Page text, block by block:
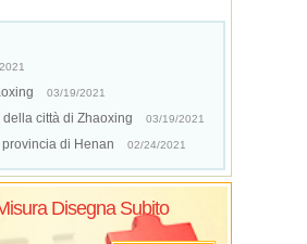
03/19/2021
della città di Zhaoxing 03/19/2021
di Henan 02/24/2021
Disegna Subito